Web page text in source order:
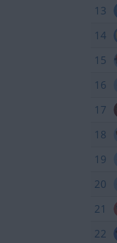
13
14
15
16
17
18
19
20
21
22